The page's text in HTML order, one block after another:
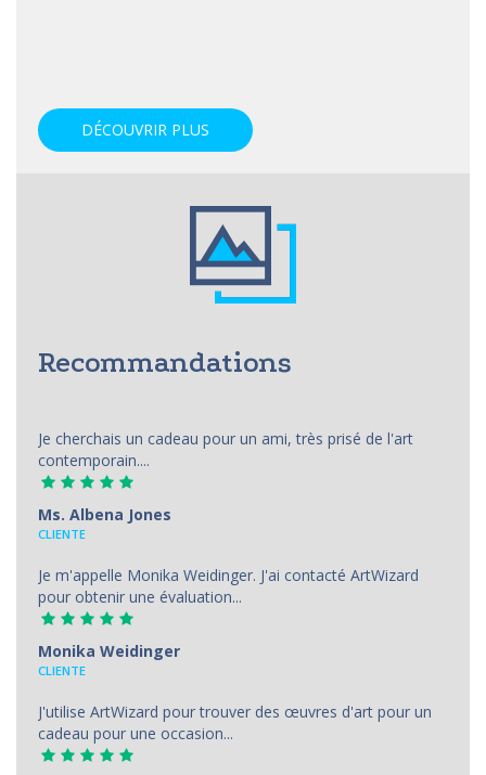
DÉCOUVRIR PLUS
Recommandations
Je cherchais un cadeau pour un ami, très prisé de l'art
contemporain....
Ms. Albena Jones
CLIENTE
Je m'appelle Monika Weidinger. J'ai contacté ArtWizard
pour obtenir une évaluation...
Monika Weidinger
CLIENTE
J'utilise ArtWizard pour trouver des œuvres d'art pour un
cadeau pour une occasion...